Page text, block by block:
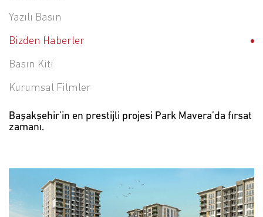
Yazılı Basın
Bizden Haberler
Basın Kiti
Kurumsal Filmler
Başakşehir’in en prestijli projesi Park Mavera’da fırsat
zamanı.